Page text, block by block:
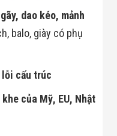
Thiết Bị Ngành
Giáo Dục
Thiết Bị Ngành
Dự Án Triển
Khai
dao kéo, mảnh
balo, giày có phụ
cấu trúc
của Mỹ, EU, Nhật